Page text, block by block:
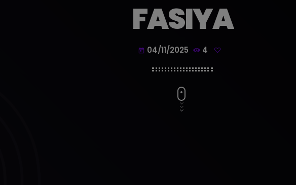
FASIYA
today 04/11/2025 4